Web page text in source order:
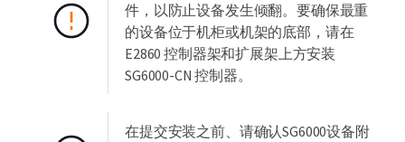
件，以防止设备发生倾翻。要确保最重
的设备位于机柜或机架的底部，请在
E2860 控制器架和扩展架上方安装
SG6000-CN 控制器。
在提交安装之前、请确认SG6000设备附